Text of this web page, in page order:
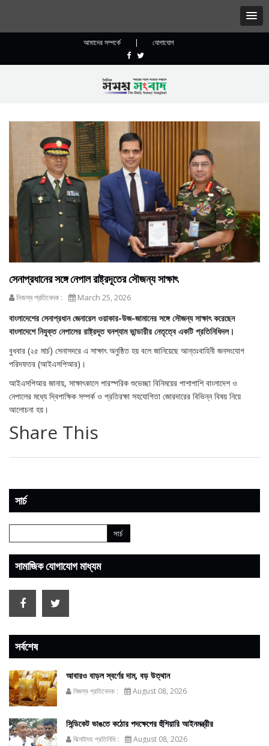
আমাদের সম্পর্কে | যোগাযোগ
সেনাপ্রধানের সঙ্গে নেপাল রাষ্ট্রদূতের সৌজন্য সাক্ষাৎ
নিজস্ব প্রতিবেদক : March 25, 2026
বাংলাদেশের সেনাপ্রধান জেনারেল ওয়াকার-উজ-জামানের সঙ্গে সৌজন্য সাক্ষাৎ করেছেন
বাংলাদেশে নিযুক্ত নেপালের রাষ্ট্রদূত ঘনশ্যাম ভান্ডারীর নেতৃত্বে একটি প্রতিনিধিদল।
বুধবার (২৫ মার্চ) সেনাসদরে এ সাক্ষাৎ অনুষ্ঠিত হয় বলে জানিয়েছে আন্তঃবাহিনী জনসংযোগ
পরিদফতর (আইএসপিআর)।
আইএসপিআর জানায়, সাক্ষাৎকালে পারস্পরিক শুভেচ্ছা বিনিময়ের পাশাপাশি বাংলাদেশ ও
নেপালের মধ্যে দ্বিপাক্ষিক সম্পর্ক ও প্রতিরক্ষা সহযোগিতা জোরদারের বিভিন্ন বিষয় নিয়ে
আলোচনা হয়।
Share This
সার্চ
সামাজিক যোগাযোগ মাধ্যম
সর্বশেষ
আবারও বাড়ল স্বর্ণের দাম, বড় উত্থান
নিজস্ব প্রতিবেদক : August 08, 2026
সিন্ডিকেট ভাঙতে কঠোর পদক্ষেপের হুঁশিয়ারি আইনমন্ত্রীর
ঝিনাইদহ প্রতিনিধি : August 08, 2026